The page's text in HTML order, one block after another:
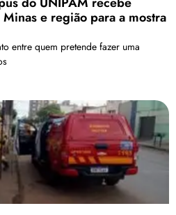
e região para a mostra
entre quem pretende fazer uma